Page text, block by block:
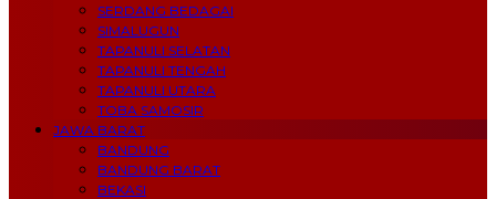
SERDANG BEDAGAI
SIMALUGUN
TAPANULI SELATAN
TAPANULI TENGAH
TAPANULI UTARA
TOBA SAMOSIR
JAWA BARAT
BANDUNG
BANDUNG BARAT
BEKASI